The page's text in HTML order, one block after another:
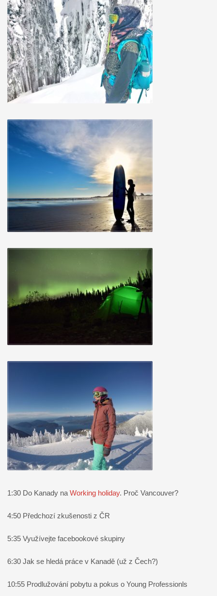
1:30 Do Kanady na Working holiday. Proč Vancouver?
4:50 Předchozí zkušenosti z ČR
5:35 Využívejte facebookové skupiny
6:30 Jak se hledá práce v Kanadě (už z Čech?)
10:55 Prodlužování pobytu a pokus o Young Professionls